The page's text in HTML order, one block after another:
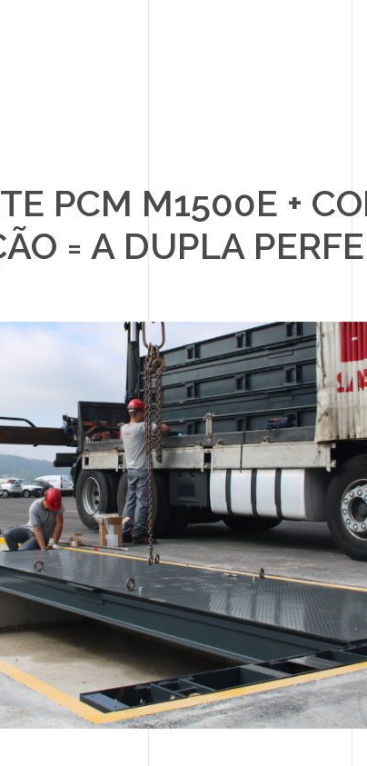
RECLAMAÇÕES
PCM M1500E +
= A DUPLA